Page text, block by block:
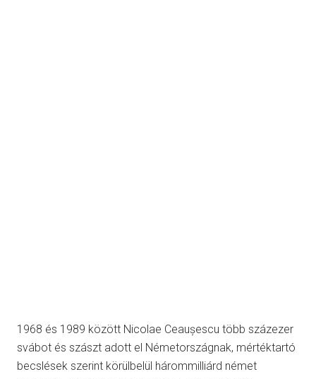
1968 és 1989 között Nicolae Ceaușescu több százezer
svábot és szászt adott el Németországnak, mértéktartó
becslések szerint körülbelül hárommilliárd német